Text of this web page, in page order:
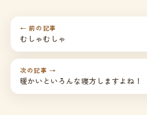
← 前の記事
むしゃむしゃ
次の記事 →
暖かいといろんな寝方しますよね！